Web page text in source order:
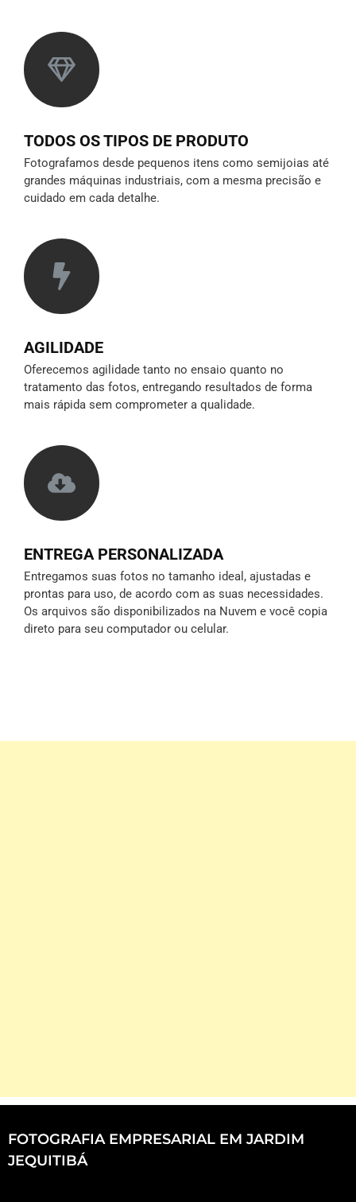
TODOS OS TIPOS DE PRODUTO
Fotografamos desde pequenos itens como semijoias até
grandes máquinas industriais, com a mesma precisão e
cuidado em cada detalhe.
AGILIDADE
Oferecemos agilidade tanto no ensaio quanto no
tratamento das fotos, entregando resultados de forma
mais rápida sem comprometer a qualidade.
ENTREGA PERSONALIZADA
Entregamos suas fotos no tamanho ideal, ajustadas e
prontas para uso, de acordo com as suas necessidades.
Os arquivos são disponibilizados na Nuvem e você copia
direto para seu computador ou celular.
FOTOGRAFIA EMPRESARIAL EM JARDIM
JEQUITIBÁ